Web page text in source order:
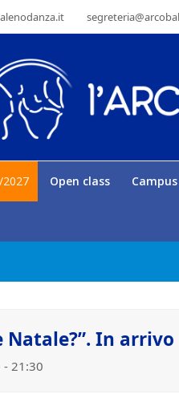
2027 Open class
Natale?”. In
- 21:30